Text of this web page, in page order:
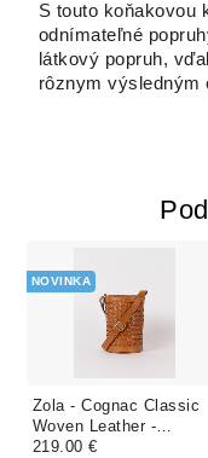
S touto koňakovou
odnímateľné
látkový popruh,
rôznym výsledným
Zola - Cognac Classic
Woven Leather -
kožená kabelka
NOVINKA
219.00 €